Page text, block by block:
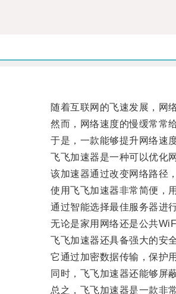
随着互联网的飞速发展，网络
然而，网络速度的慢缓常常给
于是，一款能够提升网络速
飞飞加速器是一种可以优化网
该加速器通过改变网络路径，
使用飞飞加速器非常简便，用
通过智能选择最佳服务器进行
无论是家用网络还是公共WiFi
飞飞加速器还具备强大的安全
它通过加密数据传输，保护用
同时，飞飞加速器还能够屏蔽
总之，飞飞加速器是一款非常